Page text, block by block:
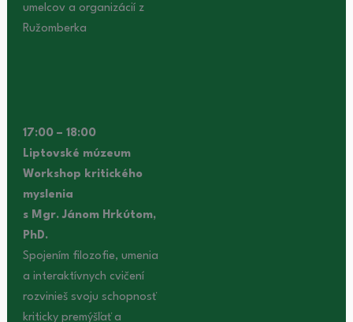
umelcov a organizácií z
Ružomberka
17:00 – 18:00
Liptovské múzeum
Workshop kritického
myslenia
s Mgr. Jánom Hrkútom,
PhD.
Spojením filozofie, umenia
a interaktívnych cvičení
rozvinieš svoju schopnosť
kriticky premýšľať a